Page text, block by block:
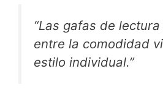
“Las gafas de
entre la comodidad
estilo individual.”